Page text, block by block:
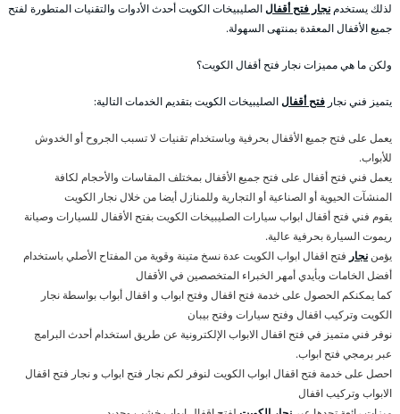
لذلك يستخدم نجار فتح أقفالالصليبيخات الكويت أحدث الأدوات والتقنيات المتطورة لفتح
جميع الأقفال المعقدة بمنتهى السهولة.
ولكن ما هي مميزات نجار فتح أقفال الكويت؟
يتميز فني نجار فتح أقفالالصليبيخات الكويت بتقديم الخدمات التالية:
يعمل على فتح جميع الأقفال بحرفية وباستخدام تقنيات لا تسبب الجروح أو الخدوش
للأبواب.
يعمل فني فتح أقفال على فتح جميع الأقفال بمختلف المقاسات والأحجام لكافة
المنشآت الحيوية أو الصناعية أو التجارية وللمنازل أيضا من خلال نجار الكويت
يقوم فني فتح أقفال ابواب سيارات الصليبيخات الكويت بفتح الأقفال للسيارات وصيانة
ريموت السيارة بحرفية عالية.
يؤمن نجار فتح اقفال ابواب الكويت عدة نسخ متينة وقوية من المفتاح الأصلي باستخدام
أفضل الخامات وبأيدي أمهر الخبراء المتخصصين في الأقفال
كما يمكنكم الحصول على خدمة فتح اقفال وفتح ابواب و اقفال أبواب بواسطة نجار
الكويت وتركيب اقفال وفتح سيارات وفتح بيبان
نوفر فني متميز في فتح اقفال الابواب الإلكترونية عن طريق استخدام أحدث البرامج
عبر برمجي فتح ابواب.
احصل على خدمة فتح اقفال ابواب الكويت لنوفر لكم نجار فتح ابواب و نجار فتح اقفال
الابواب وتركيب اقفال